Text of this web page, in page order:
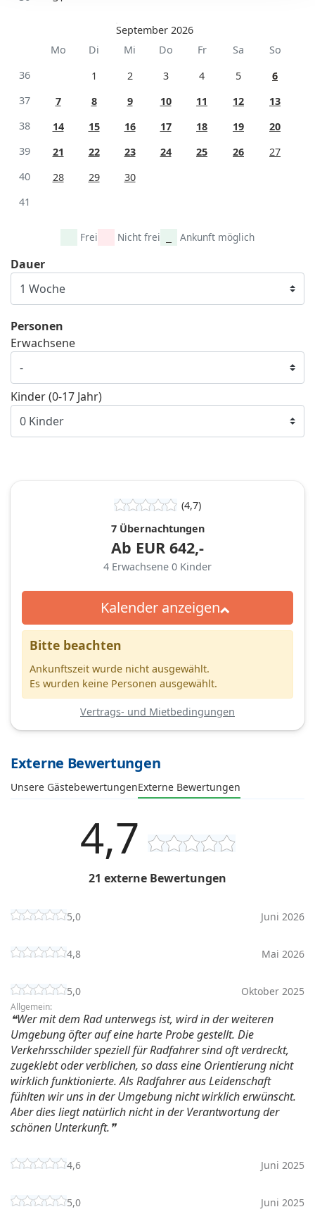
September 2026
Mo
Di Mi Do Fr Sa
So
36
1 2 3 4 5
6
37
7 8 9 10 11 12
13
38
14 15 16 17 18 19
20
39
21 22 23 24 25 26
27
40
28 29
30
41
Frei Nicht frei Ankunft möglich
Dauer
Personen
Erwachsene
Kinder (0-17 Jahr)
(4,7)
7 Übernachtungen
Ab EUR 642,-
4 Erwachsene 0 Kinder
Kalender anzeigen
Bitte beachten
Ankunftszeit wurde nicht ausgewählt.
Es wurden keine Personen ausgewählt.
Vertrags- und Mietbedingungen
Externe Bewertungen
Unsere GästebewertungenExterne Bewertungen
4,7
21 externe Bewertungen
5,0 Juni 2026
4,8 Mai 2026
5,0 Oktober 2025
Allgemein:
Wer mit dem Rad unterwegs ist, wird in der weiteren
Umgebung öfter auf eine harte Probe gestellt. Die
Verkehrsschilder speziell für Radfahrer sind oft verdreckt,
zugeklebt oder verblichen, so dass eine Orientierung nicht
wirklich funktionierte. Als Radfahrer aus Leidenschaft
fühlten wir uns in der Umgebung nicht wirklich erwünscht.
Aber dies liegt natürlich nicht in der Verantwortung der
schönen Unterkunft.
4,6 Juni 2025
5,0 Juni 2025